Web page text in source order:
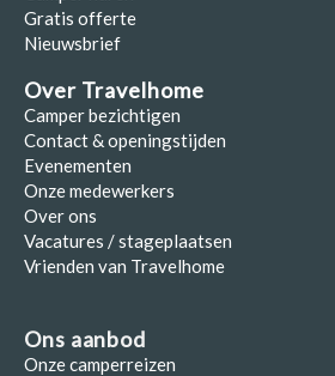
Gratis offerte
Nieuwsbrief
Over Travelhome
Camper bezichtigen
Contact & openingstijden
Evenementen
Onze medewerkers
Over ons
Vacatures / stageplaatsen
Vrienden van Travelhome
Ons aanbod
Onze camperreizen